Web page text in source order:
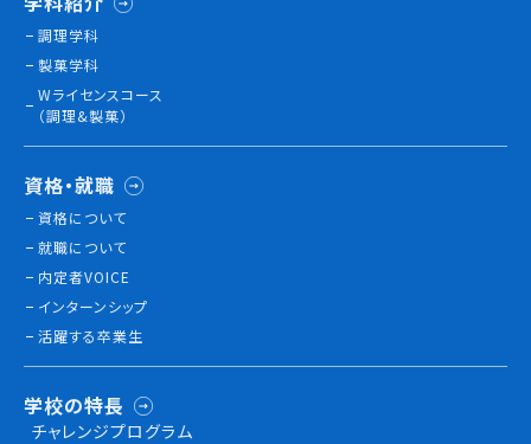
訪問者別
高校生の方へ
社会人・大学生・短大生の方へ
留学生の方へ(for Foreign Student)
各種証明書の申請について
企業担当者の方へ
保護者の方へ
ブログ
調理学科
製菓学科
Wライセンスコース
（調理&製菓）
資格・就職
資格について
就職について
内定者VOICE
インターンシップ
活躍する卒業生
学校の特長
チャレンジプログラム